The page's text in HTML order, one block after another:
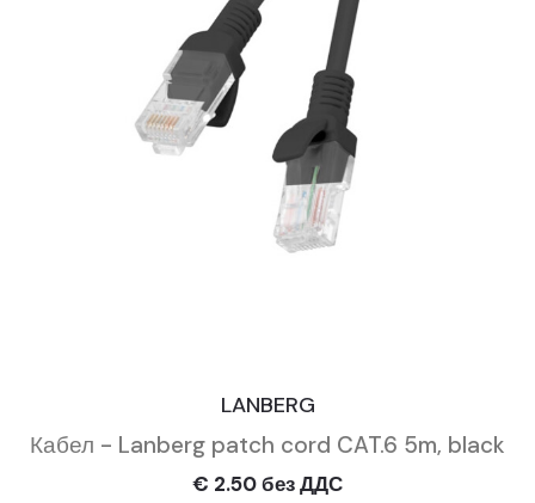
LANBERG
Кабел - Lanberg patch cord CAT.6 5m, black
€ 2.50 без ДДС